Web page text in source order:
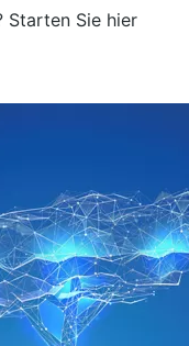
Starten Sie hier